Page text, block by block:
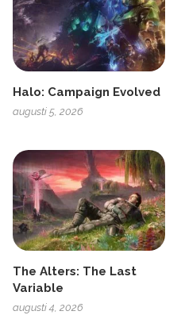
Halo: Campaign Evolved
augusti 5, 2026
The Alters: The Last
Variable
augusti 4, 2026